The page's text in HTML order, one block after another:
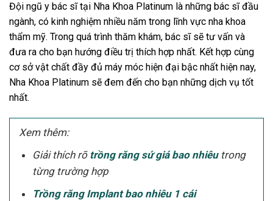
Đội ngũ y bác sĩ tại Nha Khoa Platinum là những bác sĩ đầu
ngành, có kinh nghiệm nhiều năm trong lĩnh vực nha khoa
thẩm mỹ. Trong quá trình thăm khám, bác sĩ sẽ tư vấn và
đưa ra cho bạn hướng điều trị thích hợp nhất. Kết hợp cùng
cơ sở vật chất đầy đủ máy móc hiện đại bậc nhất hiện nay,
Nha Khoa Platinum sẽ đem đến cho bạn những dịch vụ tốt
nhất.
Xem thêm:
Giải thích rõ trồng răng sứ giá bao nhiêutrong
từng trường hợp
Trồng răng Implant bao nhiêu 1 cái